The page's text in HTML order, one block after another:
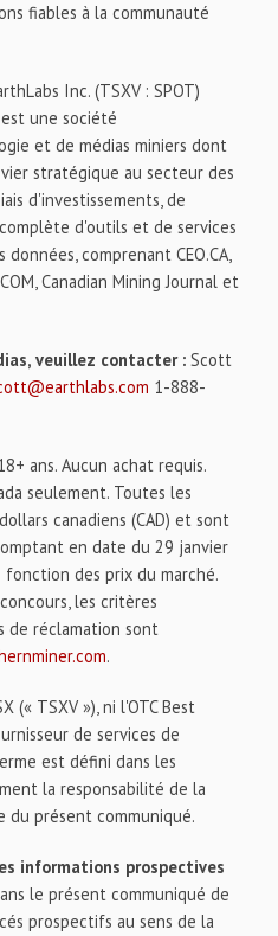
fiables à la communauté
Inc. (TSXV : SPOT)
est une société
et de médias miniers dont
stratégique au secteur des
d'investissements, de
d'outils et de services
comprenant CEO.CA,
Canadian Mining Journal et
veuillez contacter : Scott
1-888-
ans. Aucun achat requis.
seulement. Toutes les
canadiens (CAD) et sont
en date du 29 janvier
des prix du marché.
les critères
de réclamation sont
.
(« TSXV »), ni l'OTC Best
de services de
est défini dans les
la responsabilité de la
présent communiqué.
informations prospectives
le présent communiqué de
prospectifs au sens de la